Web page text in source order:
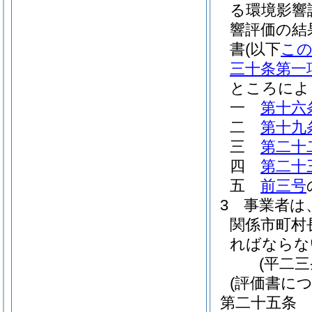
る環境影
響評価の
書(以下こ
三十条第一
ところに
一
第十六
二
第十九
三
第二十
四
第二十
五
前三号
3
事業者は
関係市町
ればなら
(平二
(評価書に
第二十五条